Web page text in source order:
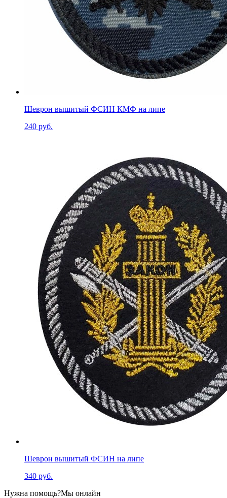
Шеврон вышитый ФСИН КМФ на липе
240 руб.
Шеврон вышитый ФСИН на липе
340 руб.
Нужна помощь?Мы онлайн